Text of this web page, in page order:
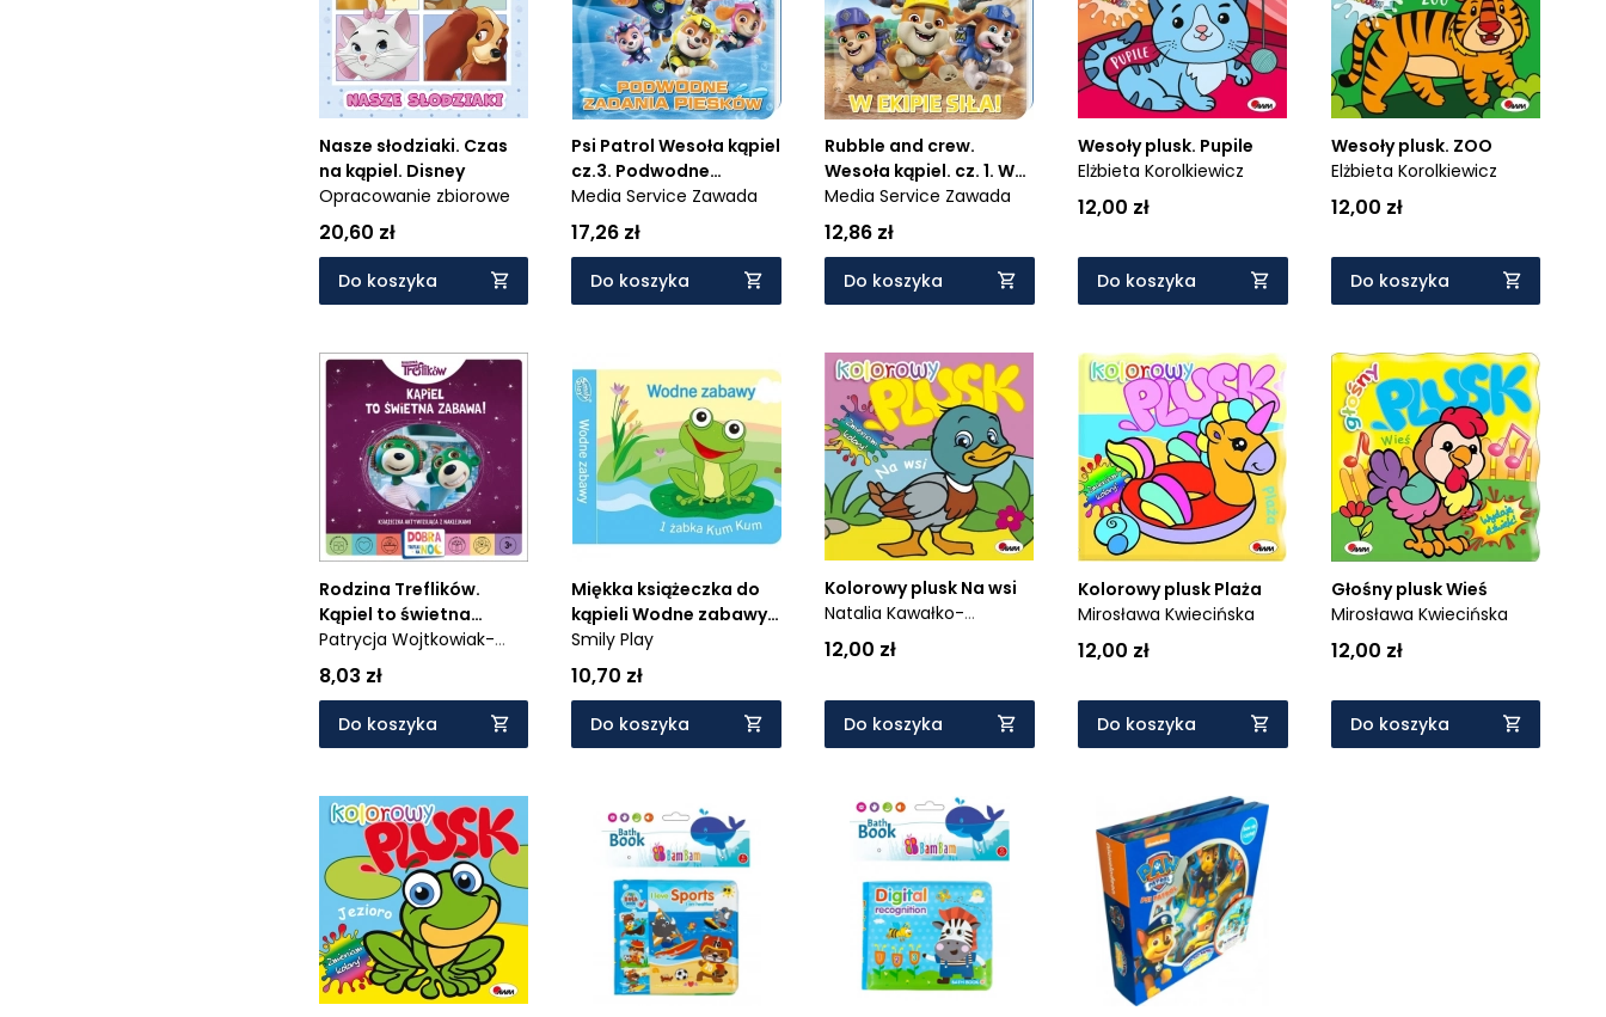
Nasze słodziaki. Czas
na kąpiel. Disney
Opracowanie zbiorowe
20,60 zł
Do koszyka
Psi Patrol Wesoła kąpiel
cz.3. Podwodne
zadania piesków
Media Service Zawada
17,26 zł
Do koszyka
Rubble and crew.
Wesoła kąpiel. cz. 1. W
ekipie siła!
Media Service Zawada
12,86 zł
Do koszyka
Wesoły plusk. Pupile
Elżbieta Korolkiewicz
12,00 zł
Do koszyka
Wesoły plusk. ZOO
Elżbieta Korolkiewicz
12,00 zł
Do koszyka
Rodzina Treflików.
Kąpiel to świetna
zabawa. Dobranoc,
Trefliki na noc
Patrycja Wojtkowiak-
Skóra
8,03 zł
Do koszyka
Miękka książeczka do
kąpieli Wodne zabawy
Smily Play
10,70 zł
Do koszyka
Kolorowy plusk Na wsi
Natalia Kawałko-
Dzikowska
12,00 zł
Do koszyka
Kolorowy plusk Plaża
Mirosława Kwiecińska
12,00 zł
Do koszyka
Głośny plusk Wieś
Mirosława Kwiecińska
12,00 zł
Do koszyka